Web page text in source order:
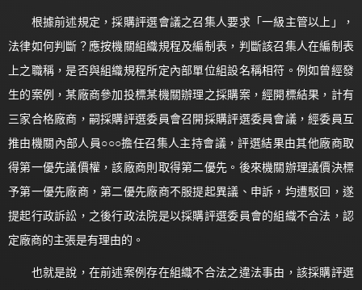
根據前述規定，採購評選會議之召集人要求「一級主管以上」，
法律如何判斷？應按機關組織規程及編制表，判斷該召集人在編制表
上之職稱，是否與組織規程所定內部單位組設名稱相符。例如曾經發
生的案例，某廠商參加投標某機關辦理之採購案，經開標結果，計有
三家合格廠商，嗣採購評選委員會召開採購評選委員會議，經委員互
推由機關內部人員○○○擔任召集人主持會議，評選結果由其他廠商取
得第一優先議價權，該廠商則取得第二優先。後來機關辦理議價決標
予第一優先廠商，第二優先廠商不服提起異議、申訴，均遭駁回，遂
提起行政訴訟，之後行政法院是以採購評選委員會的組織不合法，認
定廠商的主張是有理由的。
也就是說，在前述案例存在組織不合法之違法事由，該採購評選